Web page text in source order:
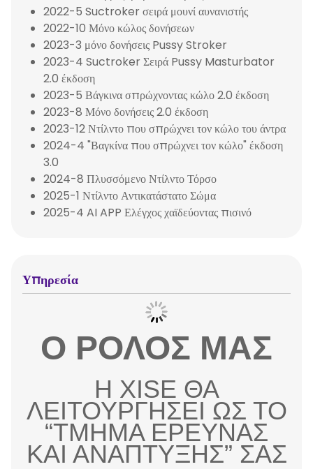
2022-5 Suctroker σειρά μουνί αυνανιστής
2022-10 Μόνο κώλος δονήσεων
2023-3 μόνο δονήσεις Pussy Stroker
2023-4 Suctroker Σειρά Pussy Masturbator
2.0 έκδοση
2023-5 Βάγκινα σπρώχνοντας κώλο 2.0 έκδοση
2023-8 Μόνο δονήσεις 2.0 έκδοση
2023-12 Ντίλντο που σπρώχνει τον κώλο του άντρα
2024-4 "Βαγκίνα που σπρώχνει τον κώλο" έκδοση
3.0
2024-8 Πλυσσόμενο Ντίλντο Τόρσο
2025-1 Ντίλντο Αντικατάστατο Σώμα
2025-4 AI APP Ελέγχος χαϊδεύοντας πισινό
Υπηρεσία
Ο ΡΟΛΟΣ ΜΑΣ
Η XISE ΘΑ
ΛΕΙΤΟΥΡΓΗΣΕΙ ΩΣ ΤΟ
“ΤΜΗΜΑ ΕΡΕΥΝΑΣ
ΚΑΙ ΑΝΑΠΤΥΞΗΣ” ΣΑΣ